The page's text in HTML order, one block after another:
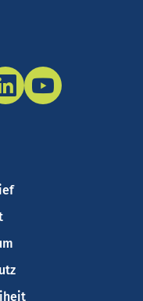
LinkedInYouTube